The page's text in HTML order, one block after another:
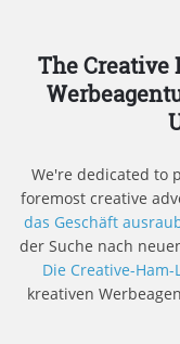
The Creative
We're dedicated to
foremost creative
das Geschäft
der Suche nach
Die Creative-
kreativen